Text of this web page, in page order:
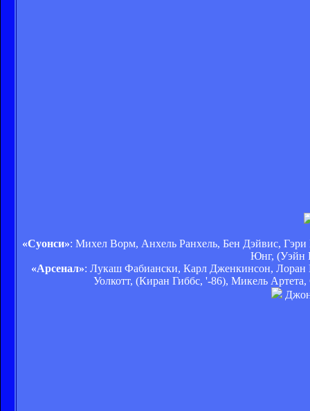
«Суонси»: Михел Ворм, Анхель Ранхель, Бен Дэйвис,
Юнг, (Уэйн
«Арсенал»: Лукаш Фабиански, Карл Дженкинсон, Лоран
Уолкотт, (Киран Гиббс, '-86), Микель